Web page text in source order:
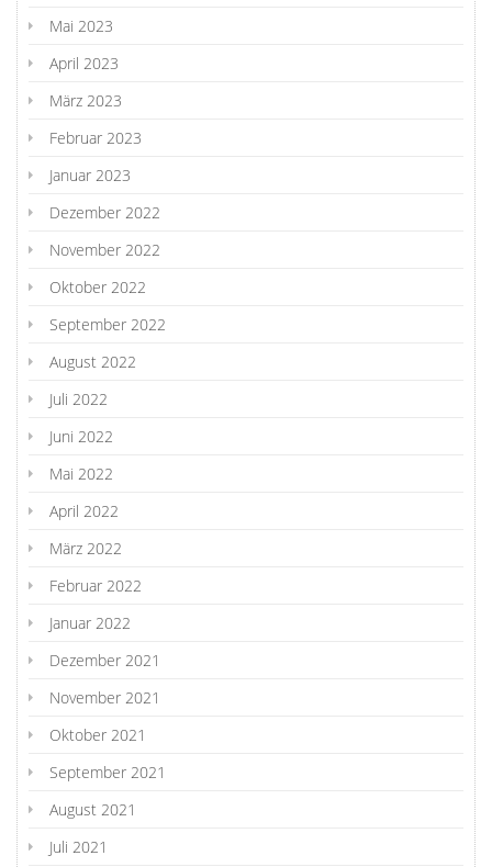
Mai 2023
April 2023
März 2023
Februar 2023
Januar 2023
Dezember 2022
November 2022
Oktober 2022
September 2022
August 2022
Juli 2022
Juni 2022
Mai 2022
April 2022
März 2022
Februar 2022
Januar 2022
Dezember 2021
November 2021
Oktober 2021
September 2021
August 2021
Juli 2021